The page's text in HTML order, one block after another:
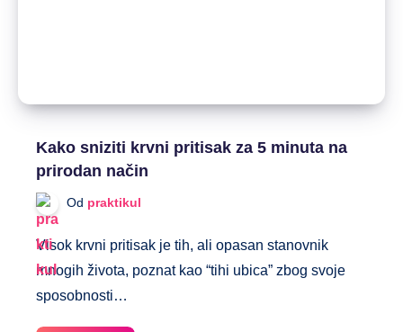
Kako sniziti krvni pritisak za 5 minuta na
prirodan način
Od praktikul
Visok krvni pritisak je tih, ali opasan stanovnik
mnogih života, poznat kao “tihi ubica” zbog svoje
sposobnosti…